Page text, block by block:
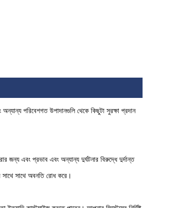
পরিবেশগত উপাদানগুলি থেকে কিছুটা সুরক্ষা প্রদান
এবং প্রভাব এবং অন্যান্য দুর্ঘটনার বিরুদ্ধে দুর্দান্ত
সাথে সাথে অবনতি রোধ করে।